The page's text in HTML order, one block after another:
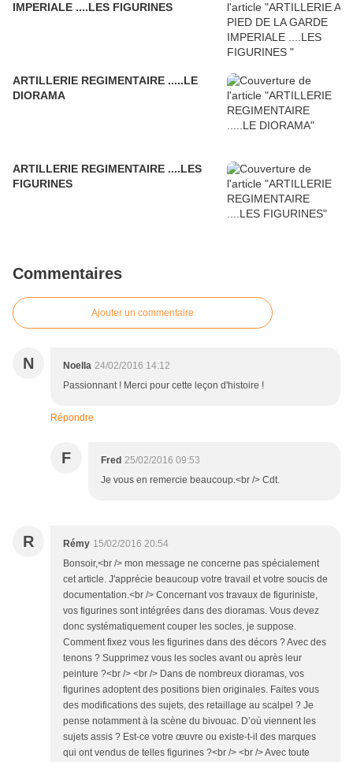
IMPERIALE ....LES FIGURINES
ARTILLERIE REGIMENTAIRE .....LE
DIORAMA
ARTILLERIE REGIMENTAIRE ....LES
FIGURINES
Commentaires
Ajouter un commentaire
N Noella 24/02/2016 14:12
Passionnant ! Merci pour cette leçon d'histoire !
Répondre
F Fred 25/02/2016 09:53
Je vous en remercie beaucoup.<br /> Cdt.
R Rémy 15/02/2016 20:54
Bonsoir,<br /> mon message ne concerne pas spécialement
cet article. J'apprécie beaucoup votre travail et votre soucis de
documentation.<br /> Concernant vos travaux de figuriniste,
vos figurines sont intégrées dans des dioramas. Vous devez
donc systématiquement couper les socles, je suppose.
Comment fixez vous les figurines dans des décors ? Avec des
tenons ? Supprimez vous les socles avant ou après leur
peinture ?<br /> <br /> Dans de nombreux dioramas, vos
figurines adoptent des positions bien originales. Faites vous
des modifications des sujets, des retaillage au scalpel ? Je
pense notamment à la scène du bivouac. D’où viennent les
sujets assis ? Est-ce votre œuvre ou existe-t-il des marques
qui ont vendus de telles figurines ?<br /> <br /> Avec toute